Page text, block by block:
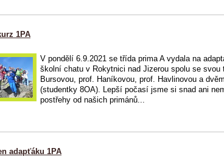
1PA
V pondělí 6.9.2021 se třída prima A vydala na
školní chatu v Rokytnici nad Jizerou spolu se svou
Bursovou, prof. Haníkovou, prof. Havlinovou a
(studentky 8OA). Lepší počasí jsme si snad ani
postřehy od našich primánů...
adapťáku 1PA